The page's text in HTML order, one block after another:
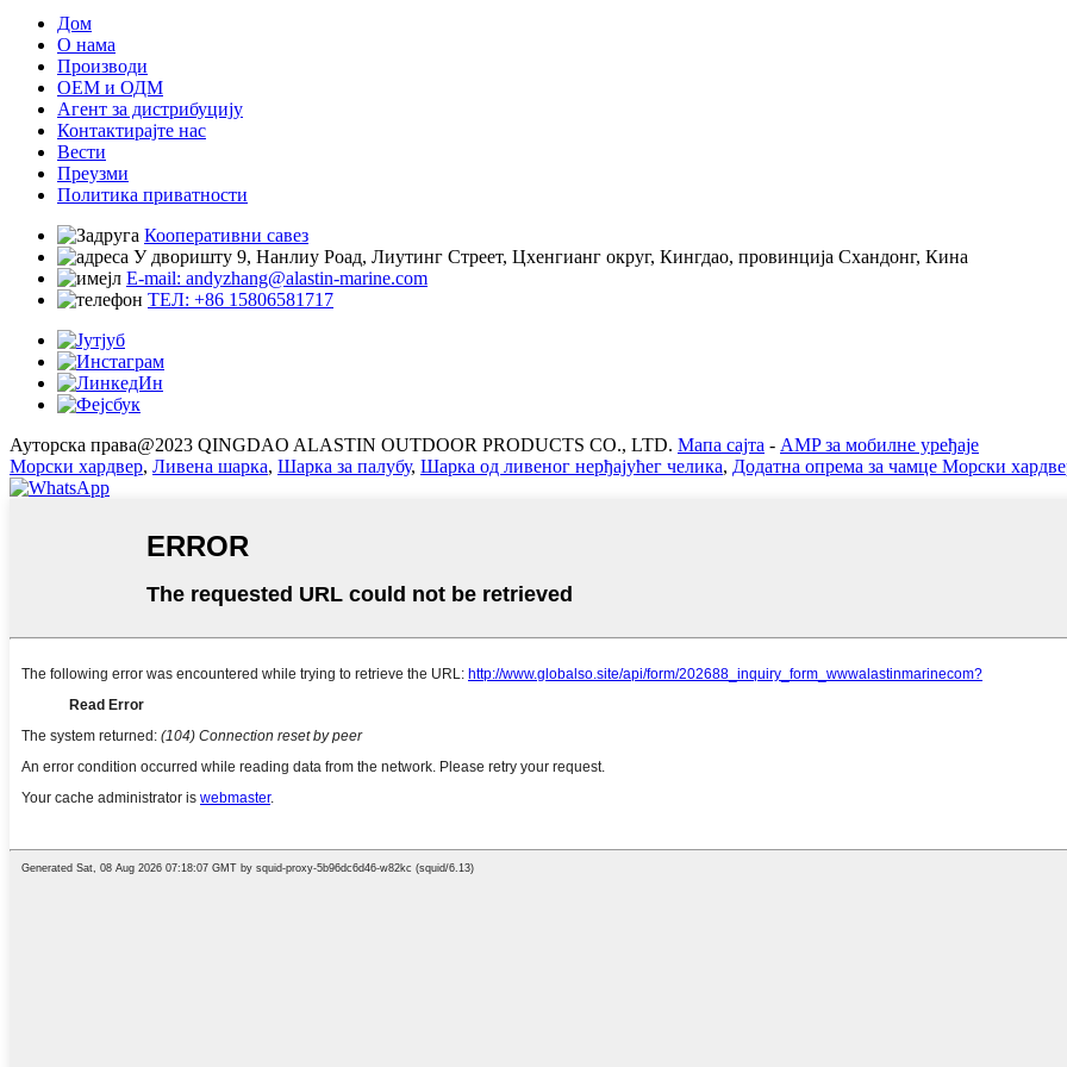
Дом
О нама
Производи
ОЕМ и ОДМ
Агент за дистрибуцију
Контактирајте нас
Вести
Преузми
Политика приватности
Кооперативни савез
У дворишту 9, Нанлиу Роад, Лиутинг Стреет, Цхенгианг округ, Кингдао, провинција Схандонг, Кина
E-mail: andyzhang@alastin-marine.com
ТЕЛ: +86 15806581717
Ауторска права@2023 QINGDAO ALASTIN OUTDOOR PRODUCTS CO., LTD. Мапа сајта - AMP за мобилне уређаје
Морски хардвер, Ливена шарка, Шарка за палубу, Шарка од ливеног нерђајућег челика, Додатна опрема за чамце Морски